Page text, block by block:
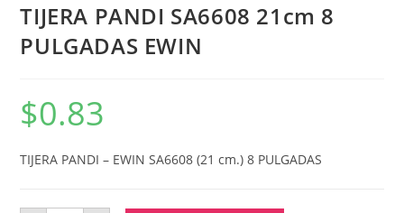
TIJERA PANDI SA6608 21cm 8
PULGADAS EWIN
$0.83
TIJERA PANDI – EWIN SA6608 (21 cm.) 8 PULGADAS